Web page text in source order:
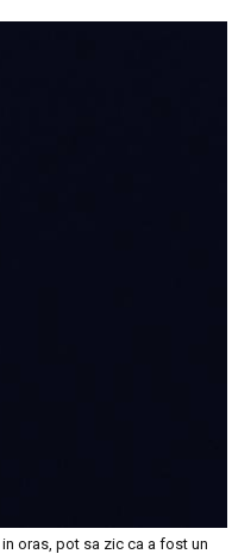
oras, pot sa zic ca a fost un